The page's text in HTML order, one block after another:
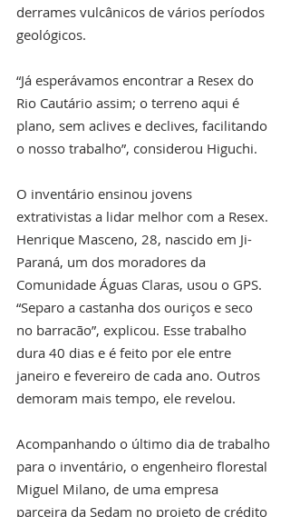
derrames vulcânicos de vários períodos
geológicos.
“Já esperávamos encontrar a Resex do
Rio Cautário assim; o terreno aqui é
plano, sem aclives e declives, facilitando
o nosso trabalho”, considerou Higuchi.
O inventário ensinou jovens
extrativistas a lidar melhor com a Resex.
Henrique Masceno, 28, nascido em Ji-
Paraná, um dos moradores da
Comunidade Águas Claras, usou o GPS.
“Separo a castanha dos ouriços e seco
no barracão”, explicou. Esse trabalho
dura 40 dias e é feito por ele entre
janeiro e fevereiro de cada ano. Outros
demoram mais tempo, ele revelou.
Acompanhando o último dia de trabalho
para o inventário, o engenheiro florestal
Miguel Milano, de uma empresa
parceira da Sedam no projeto de crédito